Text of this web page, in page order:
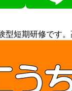
型短期研修です